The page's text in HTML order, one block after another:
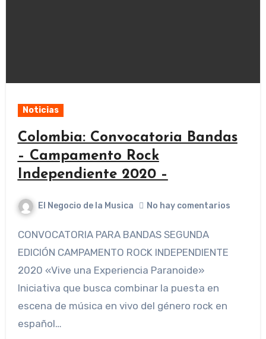
Noticias
Colombia: Convocatoria Bandas
– Campamento Rock
Independiente 2020 –
El Negocio de la Musica No hay comentarios
CONVOCATORIA PARA BANDAS SEGUNDA
EDICIÓN CAMPAMENTO ROCK INDEPENDIENTE
2020 «Vive una Experiencia Paranoide»
Iniciativa que busca combinar la puesta en
escena de música en vivo del género rock en
español…